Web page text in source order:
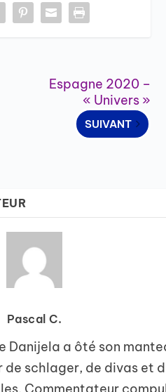
Espagne 2020 –
« Univers »
SUIVANT
Pascal C.
Danijela a ôté son
de schlager, de divas et
Commentateur